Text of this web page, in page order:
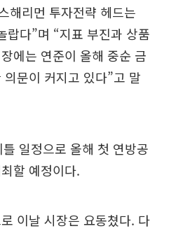
해리먼 투자전략 헤드는
랍다”며 “지표 부진과 상품
에는 연준이 올해 중순 금
문이 커지고 있다”고 말
일정으로 올해 첫 연방공
할 예정이다.
이날 시장은 요동쳤다. 다